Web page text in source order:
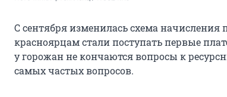
С сентября изменилась схема начисления
красноярцам стали поступать первые
у горожан не кончаются вопросы к
самых частых вопросов.